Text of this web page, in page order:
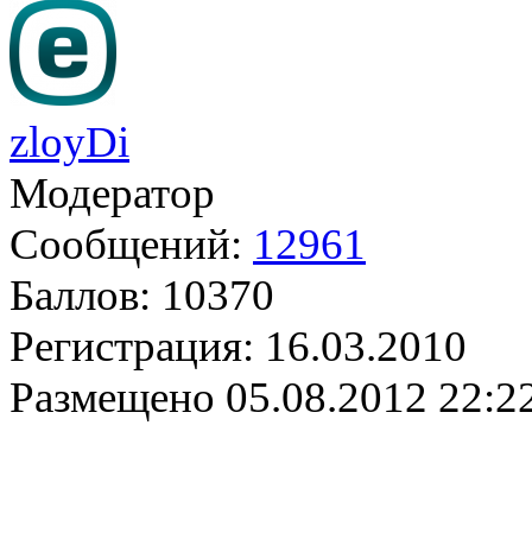
zloyDi
Модератор
Сообщений: 12961
Баллов: 10370
Регистрация: 16.03.2010
Размещено 05.08.2012